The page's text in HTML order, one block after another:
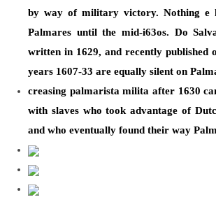
by way of military victory. Nothing e
Palmares until the mid-i63os. Do
written in 1629, and recently published
years 1607-33 are equally silent on
creasing palmarista milita after 1630
with slaves who took advantage of
and who eventually found their way